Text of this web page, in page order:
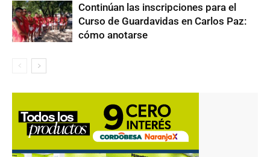
Continúan las inscripciones para el
Curso de Guardavidas en Carlos Paz:
cómo anotarse